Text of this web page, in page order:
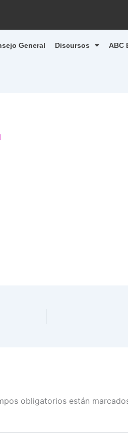
General Discursos ABC
obligatorios están